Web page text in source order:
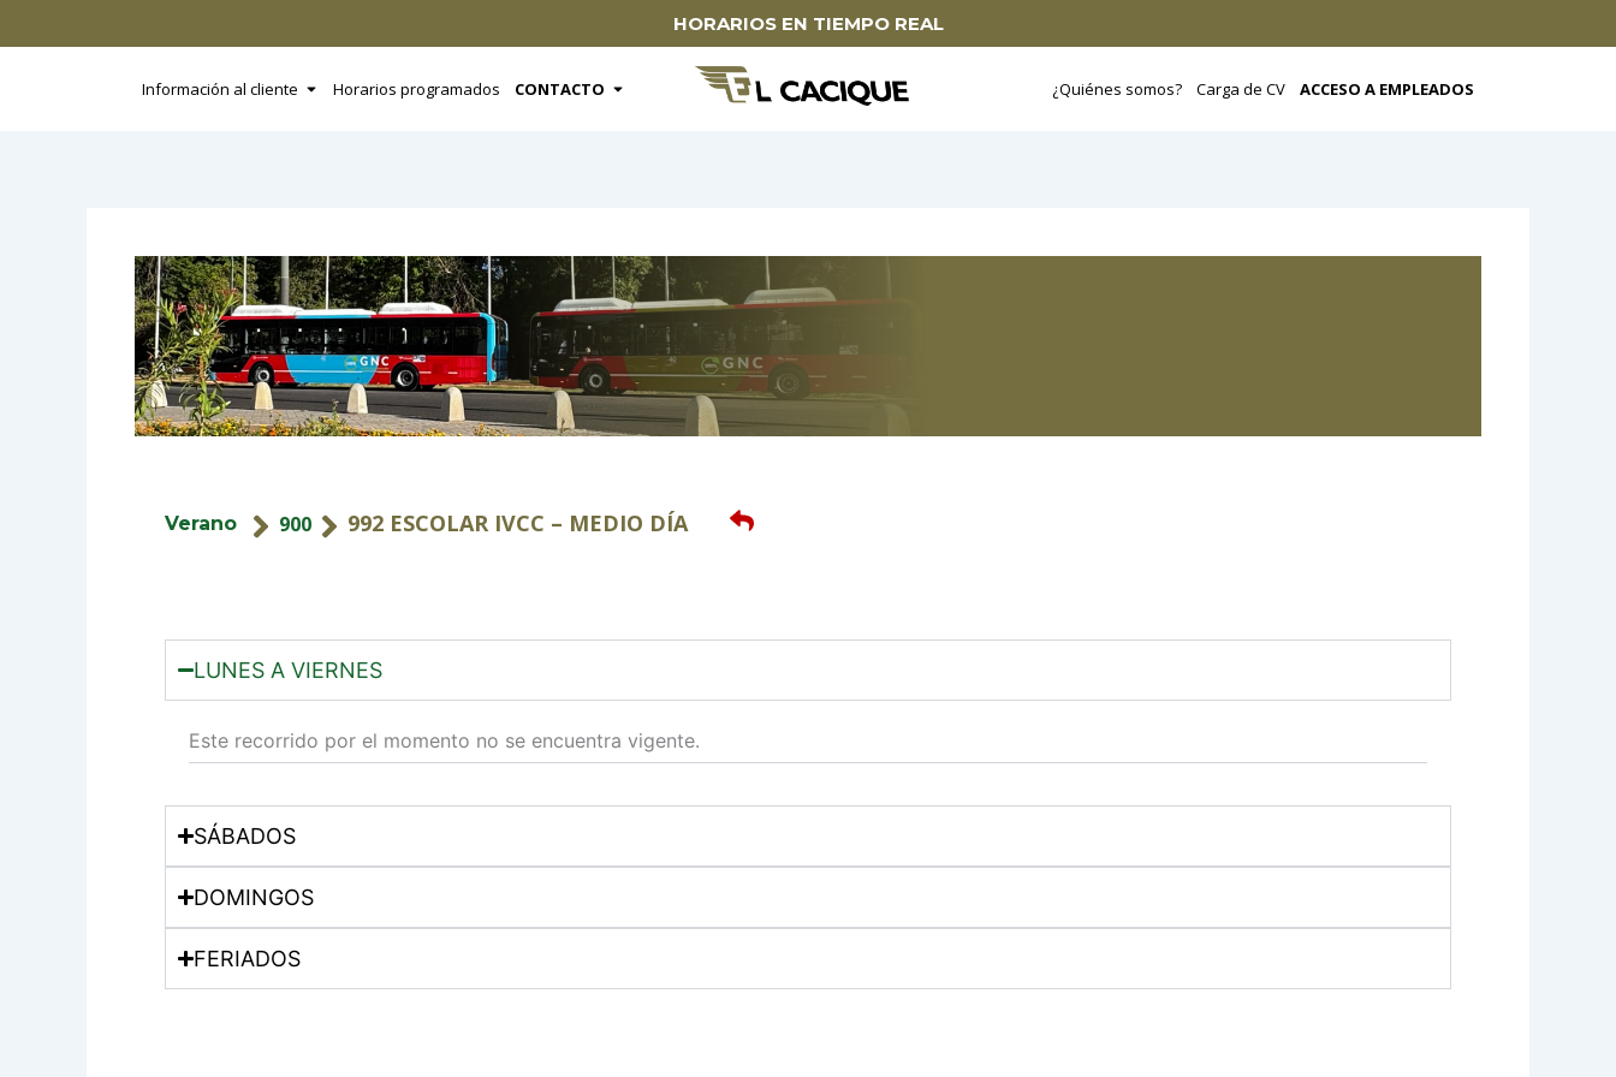
al
HORARIOS EN TIEMPO REAL
Información al cliente Open Información al cliente
Horarios programados CONTACTO Open CONTACTO ¿Quiénes somos? Carga de CV ACCESO A EMPLEADOS
Verano 900 992 ESCOLAR IVCC – MEDIO DÍA
LUNES A VIERNES
Este recorrido por el momento no se encuentra vigente.
SÁBADOS
DOMINGOS
FERIADOS